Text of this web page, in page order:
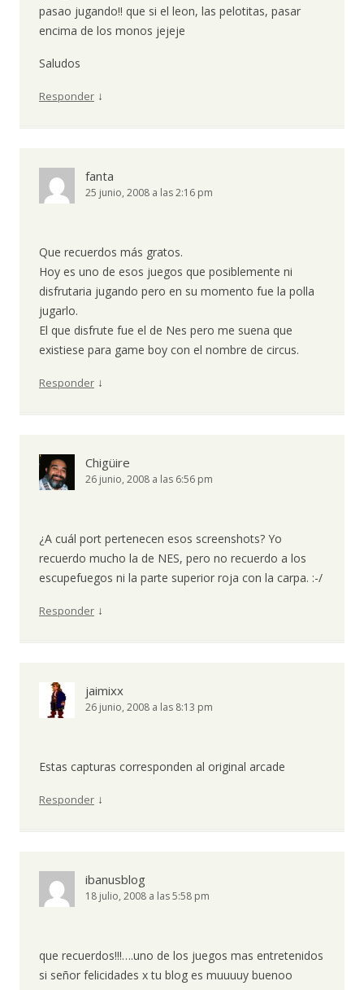
pasao jugando!! que si el leon, las pelotitas, pasar
encima de los monos jejeje
Saludos
Responder ↓
fanta
25 junio, 2008 a las 2:16 pm
Que recuerdos más gratos.
Hoy es uno de esos juegos que posiblemente ni
disfrutaria jugando pero en su momento fue la polla
jugarlo.
El que disfrute fue el de Nes pero me suena que
existiese para game boy con el nombre de circus.
Responder ↓
Chigüire
26 junio, 2008 a las 6:56 pm
¿A cuál port pertenecen esos screenshots? Yo
recuerdo mucho la de NES, pero no recuerdo a los
escupefuegos ni la parte superior roja con la carpa. :-/
Responder ↓
jaimixx
26 junio, 2008 a las 8:13 pm
Estas capturas corresponden al original arcade
Responder ↓
ibanusblog
18 julio, 2008 a las 5:58 pm
que recuerdos!!!….uno de los juegos mas entretenidos
si señor felicidades x tu blog es muuuuy buenoo